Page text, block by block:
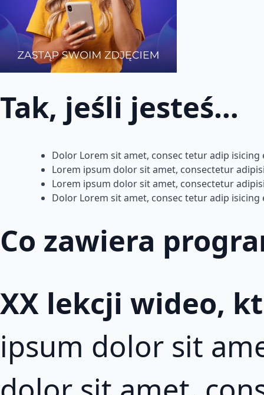
Tak, jeśli jesteś…
Dolor Lorem sit amet, consec tetur adip
Lorem ipsum dolor sit amet, consectetur
Lorem ipsum dolor sit amet, consectetur
Dolor Lorem sit amet, consec tetur adip
Co zawiera
XX lekcji wideo,
ipsum dolor sit